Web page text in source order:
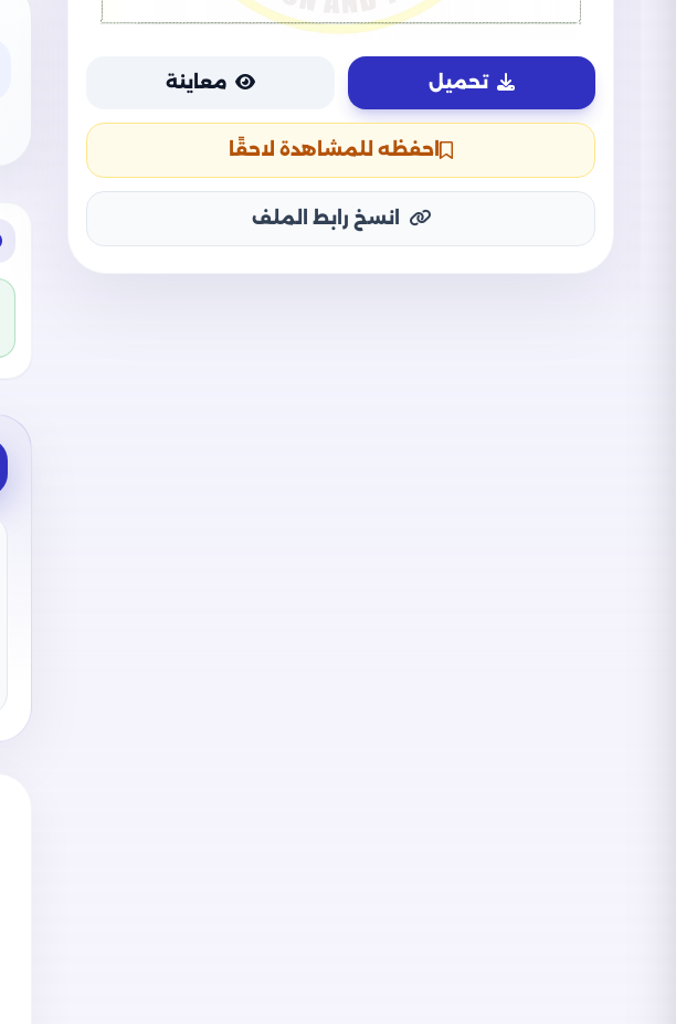
تحميل معاينة
احفظه للمشاهدة لاحقًا
انسخ رابط الملف